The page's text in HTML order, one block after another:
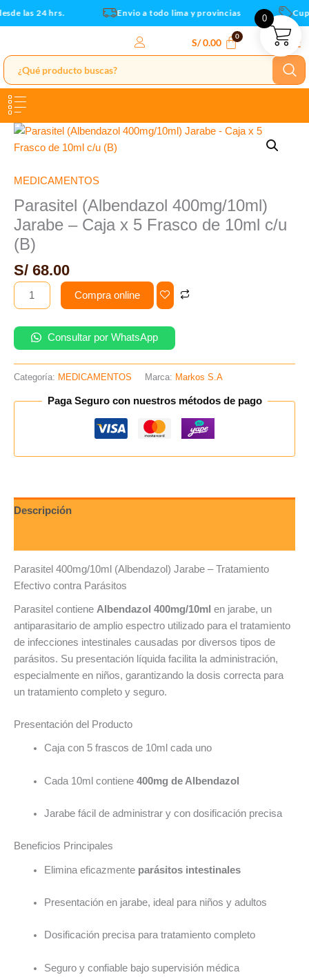
Ir
al
las 24 hrs. Envio a todo lima y provincias
S/0.00
MEDICAMENTOS
Parasitel (Albendazol 400mg/10ml)
Jarabe – Caja x 5 Frasco de 10ml c/u
(B)
S/ 68.00
Parasitel
(Albendazol
Jarabe
Caja
x
5
Frasco
de
10ml
c/u
(B)
cantidad
Compra online
Consultar por WhatsApp
Categoría: MEDICAMENTOS Marca: Markos S.A
Paga Seguro con nuestros métodos de pago
Descripción
Parasitel 400mg/10ml (Albendazol) Jarabe – Tratamiento
Efectivo contra Parásitos
Parasitel contiene Albendazol 400mg/10ml en jarabe, un
antiparasitario de amplio espectro utilizado para el tratamiento
de infecciones intestinales causadas por diversos tipos de
parásitos. Su presentación líquida facilita la administración,
especialmente en niños, garantizando la dosis correcta para
un tratamiento completo y seguro.
Presentación del Producto
Caja con 5 frascos de 10ml cada uno
Cada 10ml contiene 400mg de Albendazol
Jarabe fácil de administrar y con dosificación precisa
Beneficios Principales
Elimina eficazmente parásitos intestinales
Presentación en jarabe, ideal para niños y adultos
Dosificación precisa para tratamiento completo
Seguro y confiable bajo supervisión médica
0
x
Frasco
de
10ml
cantidad